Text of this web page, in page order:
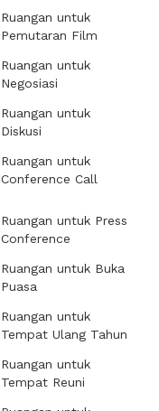
Ruangan untuk
Pemutaran Film
Ruangan untuk
Negosiasi
Ruangan untuk
Diskusi
Ruangan untuk
Conference Call
Ruangan untuk Press
Conference
Ruangan untuk Buka
Puasa
Ruangan untuk
Tempat Ulang Tahun
Ruangan untuk
Tempat Reuni